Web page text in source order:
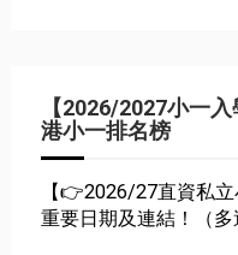
【2026/2027小一
港小一排名榜
【👉2026/27直資私
重要日期及連結！（多